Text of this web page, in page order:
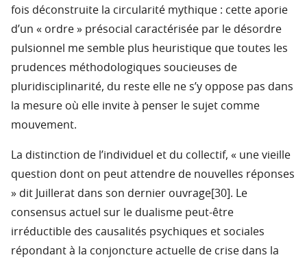
fois déconstruite la circularité mythique : cette aporie
d’un « ordre » présocial caractérisée par le désordre
pulsionnel me semble plus heuristique que toutes les
prudences méthodologiques soucieuses de
pluridisciplinarité, du reste elle ne s’y oppose pas dans
la mesure où elle invite à penser le sujet comme
mouvement.
La distinction de l’individuel et du collectif, « une vieille
question dont on peut attendre de nouvelles réponses
» dit Juillerat dans son dernier ouvrage[30]. Le
consensus actuel sur le dualisme peut-être
irréductible des causalités psychiques et sociales
répondant à la conjoncture actuelle de crise dans la